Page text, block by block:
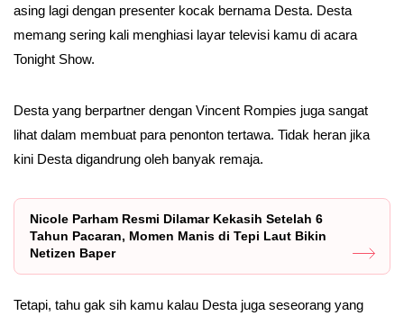
asing lagi dengan presenter kocak bernama Desta. Desta
memang sering kali menghiasi layar televisi kamu di acara
Tonight Show.
Desta yang berpartner dengan Vincent Rompies juga sangat
lihat dalam membuat para penonton tertawa. Tidak heran jika
kini Desta digandrung oleh banyak remaja.
Nicole Parham Resmi Dilamar Kekasih Setelah 6
Tahun Pacaran, Momen Manis di Tepi Laut Bikin
Netizen Baper
Tetapi, tahu gak sih kamu kalau Desta juga seseorang yang